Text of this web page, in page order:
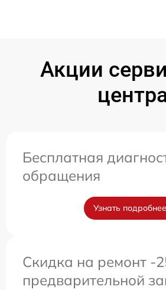
Акции
Бесплатная
обращения
Узнать подробнее
Скидка на ремонт -
предварительной